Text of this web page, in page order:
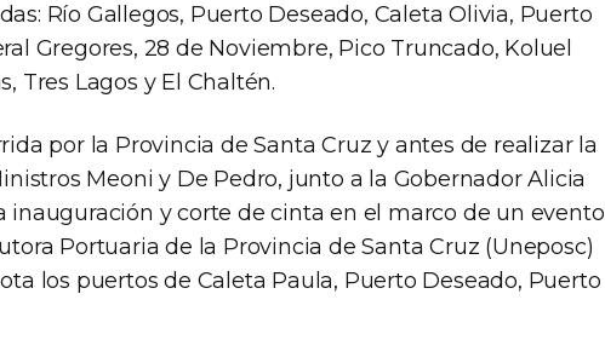
Río Gallegos, Puerto Deseado, Caleta Olivia, Puerto
Gregores, 28 de Noviembre, Pico Truncado, Koluel
Tres Lagos y El Chaltén.
por la Provincia de Santa Cruz y antes de realizar la
Meoni y De Pedro, junto a la Gobernador Alicia
y corte de cinta en el marco de un evento
Portuaria de la Provincia de Santa Cruz (Uneposc)
los puertos de Caleta Paula, Puerto Deseado, Puerto